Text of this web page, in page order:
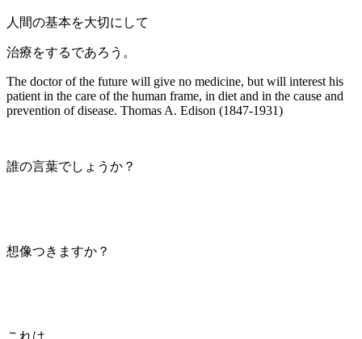
人間の基本を大切にして
治療をするであろう。
The doctor of the future will give no medicine, but will interest his
patient in the care of the human frame, in diet and in the cause and
prevention of disease. Thomas A. Edison (1847-1931)
誰の言葉でしょうか？
想像つきますか？
これは、